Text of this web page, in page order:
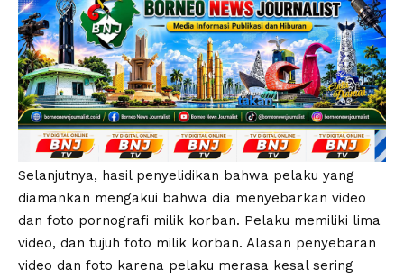
Selanjutnya, hasil penyelidikan bahwa pelaku yang
diamankan mengakui bahwa dia menyebarkan video
dan foto pornografi milik korban. Pelaku memiliki lima
video, dan tujuh foto milik korban. Alasan penyebaran
video dan foto karena pelaku merasa kesal sering